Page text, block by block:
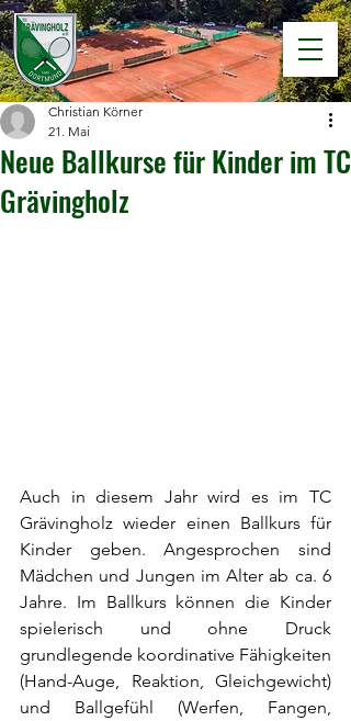
Neue Ballkurse für Kinder im TC
Grävingholz
Christian Körner
21. Mai
Auch in diesem Jahr wird es im TC
Grävingholz wieder einen Ballkurs für
Kinder geben. Angesprochen sind
Mädchen und Jungen im Alter ab ca. 6
Jahre. Im Ballkurs können die Kinder
spielerisch und ohne Druck
grundlegende koordinative Fähigkeiten
(Hand-Auge, Reaktion, Gleichgewicht)
und Ballgefühl (Werfen, Fangen,